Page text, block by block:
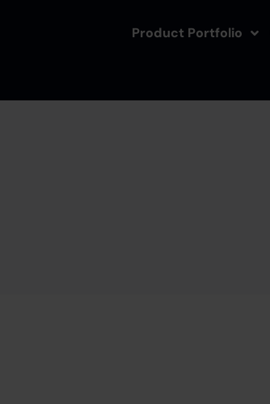
Product Portfolio